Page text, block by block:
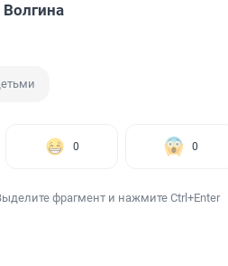
0 0
фрагмент и нажмите Ctrl+Enter